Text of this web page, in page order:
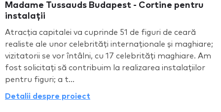
Madame Tussauds Budapest - Cortine pentru
instalații
Atracția capitalei va cuprinde 51 de figuri de ceară
realiste ale unor celebrități internaționale și maghiare;
vizitatorii se vor întâlni, cu 17 celebrități maghiare. Am
fost solicitați să contribuim la realizarea instalațiilor
pentru figuri; a t...
Detalii despre proiect